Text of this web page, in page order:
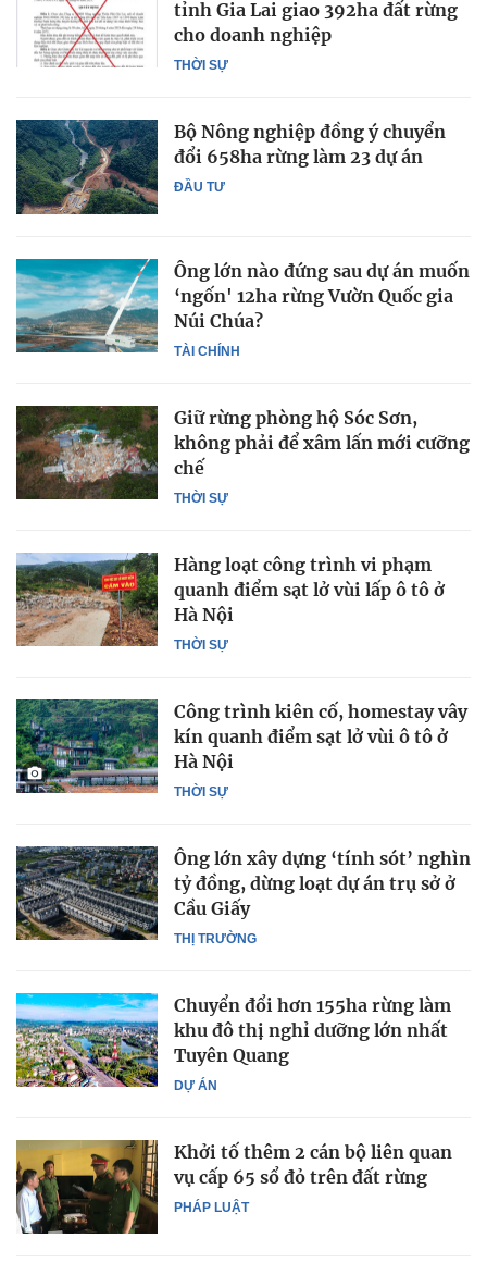
THỜI SỰ
tỉnh Gia Lai giao 392ha đất rừng
cho doanh nghiệp
ĐẦU TƯ
Bộ Nông nghiệp đồng ý chuyển
đổi 658ha rừng làm 23 dự án
TÀI CHÍNH
Ông lớn nào đứng sau dự án muốn
‘ngốn' 12ha rừng Vườn Quốc gia
Núi Chúa?
THỜI SỰ
Giữ rừng phòng hộ Sóc Sơn,
không phải để xâm lấn mới cưỡng
chế
THỜI SỰ
Hàng loạt công trình vi phạm
quanh điểm sạt lở vùi lấp ô tô ở
Hà Nội
THỜI SỰ
Công trình kiên cố, homestay vây
kín quanh điểm sạt lở vùi ô tô ở
Hà Nội
THỊ TRƯỜNG
Ông lớn xây dựng ‘tính sót’ nghìn
tỷ đồng, dừng loạt dự án trụ sở ở
Cầu Giấy
DỰ ÁN
Chuyển đổi hơn 155ha rừng làm
khu đô thị nghỉ dưỡng lớn nhất
Tuyên Quang
PHÁP LUẬT
Khởi tố thêm 2 cán bộ liên quan
vụ cấp 65 sổ đỏ trên đất rừng